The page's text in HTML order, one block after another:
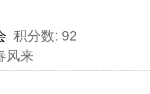
积分数: 92
风来